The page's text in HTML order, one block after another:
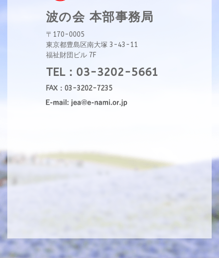
波の会 本部事務局
〒170-0005
東京都豊島区南大塚 3-43-11
福祉財団ビル 7F
TEL：03-3202-5661
FAX：03-3202-7235